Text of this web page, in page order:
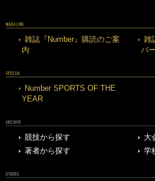
MAGAZINE
雑誌『Number』購読のご案
内
雑
バー
SPECIAL
Number SPORTS OF THE
YEAR
ARCHIVE
競技から探す
大
著者から探す
学
OTHERS